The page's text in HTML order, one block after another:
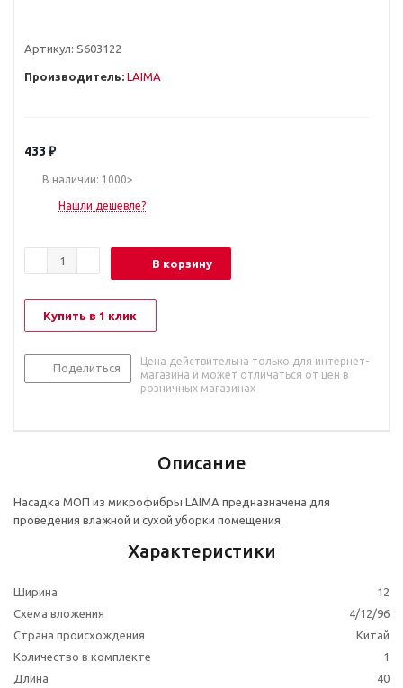
Артикул: S603122
Производитель: LAIMA
433 ₽
В наличии: 1000>
Нашли дешевле?
В корзину
Купить в 1 клик
Поделиться
Цена действительна только для интернет-
магазина и может отличаться от цен в
розничных магазинах
Описание
Насадка МОП из микрофибры LAIMA предназначена для
проведения влажной и сухой уборки помещения.
Характеристики
Ширина
12
Схема вложения
4/12/96
Страна происхождения
Китай
Количество в комплекте
1
Длина
40